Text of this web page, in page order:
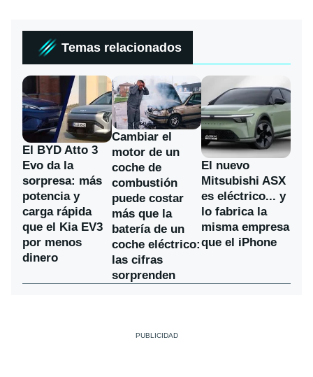
Temas relacionados
El BYD Atto 3
Evo da la
sorpresa: más
potencia y
carga rápida
que el Kia EV3
por menos
dinero
Cambiar el
motor de un
coche de
combustión
puede costar
más que la
batería de un
coche eléctrico:
las cifras
sorprenden
El nuevo
Mitsubishi ASX
es eléctrico... y
lo fabrica la
misma empresa
que el iPhone